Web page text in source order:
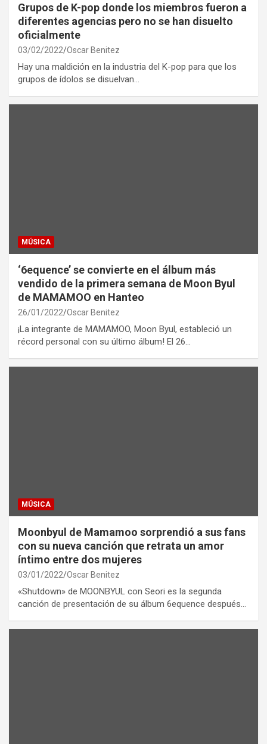
Grupos de K-pop donde los miembros fueron a
diferentes agencias pero no se han disuelto
oficialmente
03/02/2022 Oscar Benitez
Hay una maldición en la industria del K-pop para que los
grupos de ídolos se disuelvan…
MÚSICA
‘6equence’ se convierte en el álbum más
vendido de la primera semana de Moon Byul
de MAMAMOO en Hanteo
26/01/2022 Oscar Benitez
¡La integrante de MAMAMOO, Moon Byul, estableció un
récord personal con su último álbum! El 26…
MÚSICA
Moonbyul de Mamamoo sorprendió a sus fans
con su nueva canción que retrata un amor
íntimo entre dos mujeres
03/01/2022 Oscar Benitez
«Shutdown» de MOONBYUL con Seori es la segunda
canción de presentación de su álbum 6equence después…